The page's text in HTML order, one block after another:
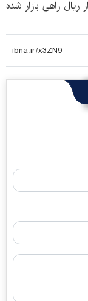
چاپ سوم رسیده و با قیمت 80 هزار ریال راهی بازار شده